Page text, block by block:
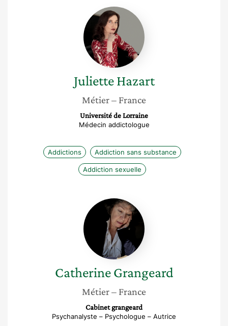
Juliette
Hazart
Juliette Hazart
Métier– France
Université de Lorraine
Médecin addictologue
Addictions Addiction sans substance
Addiction sexuelle
Catherine
Grangeard
Catherine Grangeard
Métier– France
Cabinet grangeard
Psychanalyste – Psychologue – Autrice